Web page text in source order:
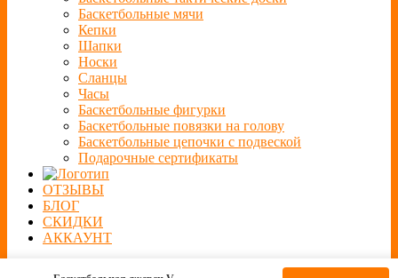
Баскетбольные мячи
Кепки
Шапки
Носки
Сланцы
Часы
Баскетбольные фигурки
Баскетбольные повязки на голову
Баскетбольные цепочки с подвеской
Подарочные сертификаты
ОТЗЫВЫ
БЛОГ
СКИДКИ
АККАУНТ